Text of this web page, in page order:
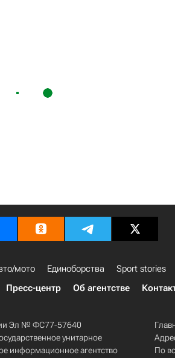
мото Единоборства Sport stories
Пресс-центр Об агентстве
Эл № ФС77-57640
унитарное
информационное агентство
По